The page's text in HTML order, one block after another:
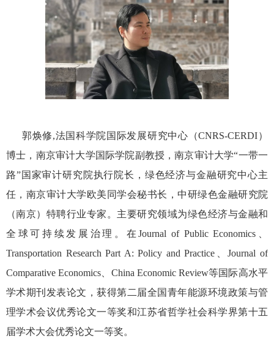
郭焕修,法国科学院国际发展研究中心（CNRS-CERDI）
博士，南京审计大学国际学院副教授，南京审计大学“一带一
路”国家审计研究院执行院长，绿色经济与金融研究中心主
任，南京审计大学欧美同学会秘书长，中研绿色金融研究院
（南京）特聘行业专家。主要研究领域为绿色经济与金融和
全球可持续发展治理。在Journal of Public Economics
Transportation Research Part A: Policy and Practice 、Journal of
Comparative Economics
China Economic Review等国际高水平
学术期刊发表论文，获得第二届全国青年能源环境政策与管
理学术会议优秀论文一等奖和江苏省哲学社会科学界第十五
届学术大会优秀论文一等奖。